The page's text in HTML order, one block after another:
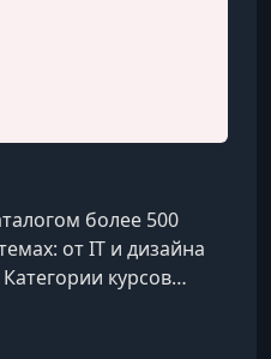
более 500
от IT и дизайна
курсов
как IT, бизнес,
блогинг, уход